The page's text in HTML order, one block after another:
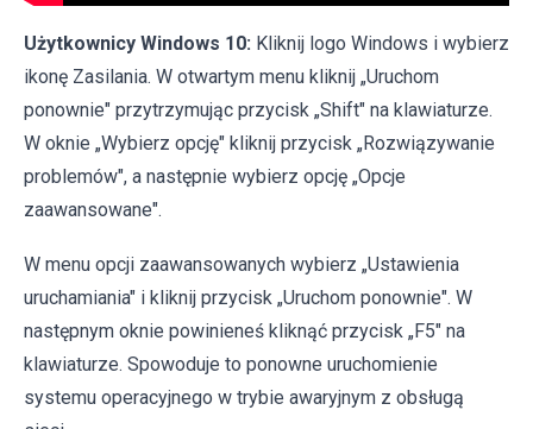
Użytkownicy Windows 10: Kliknij logo Windows i wybierz
ikonę Zasilania. W otwartym menu kliknij „Uruchom
ponownie" przytrzymując przycisk „Shift" na klawiaturze.
W oknie „Wybierz opcję" kliknij przycisk „Rozwiązywanie
problemów", a następnie wybierz opcję „Opcje
zaawansowane".
W menu opcji zaawansowanych wybierz „Ustawienia
uruchamiania" i kliknij przycisk „Uruchom ponownie". W
następnym oknie powinieneś kliknąć przycisk „F5" na
klawiaturze. Spowoduje to ponowne uruchomienie
systemu operacyjnego w trybie awaryjnym z obsługą